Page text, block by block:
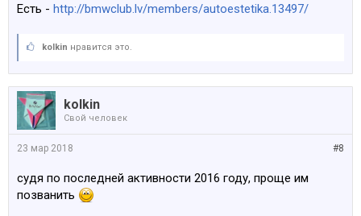
Есть - http://bmwclub.lv/members/autoestetika.13497/
kolkin нравится это.
kolkin
Свой человек
#8
23 мар 2018
судя по последней активности 2016 году, проще им
позванить